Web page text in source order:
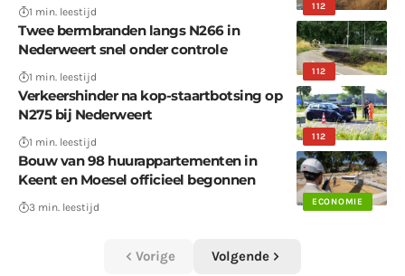
112
1 min. leestijd
112
Twee bermbranden langs N266 in
Nederweert snel onder controle
1 min. leestijd
112
Verkeershinder na kop-staartbotsing op
N275 bij Nederweert
1 min. leestijd
ECONOMIE
Bouw van 98 huurappartementen in
Keent en Moesel officieel begonnen
3 min. leestijd
Vorige Volgende